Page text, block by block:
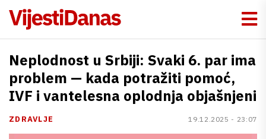
Neplodnost u Srbiji: Svaki 6. par ima
problem — kada potražiti pomoć,
IVF i vantelesna oplodnja objašnjeni
ZDRAVLJE 19.12.2025 - 23:07